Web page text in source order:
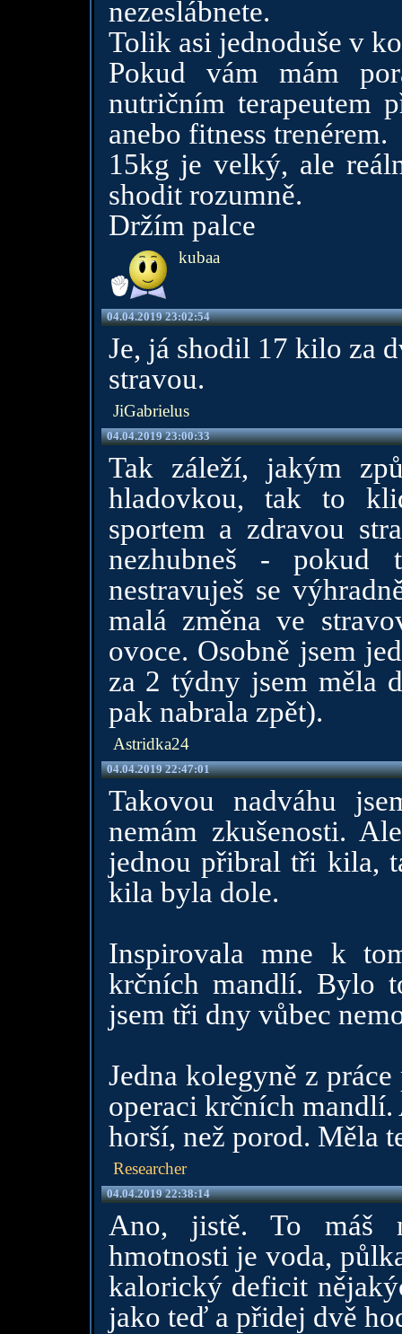
nezeslábnete.
Tolik asi jednoduše v
Pokud vám mám
nutričním terapeutem
anebo fitness trenérem.
15kg je velký, ale
shodit rozumně.
Držím palce
kubaa
04.04.2019 23:02:54
Je, já shodil 17 kilo za
stravou.
JiGabrielus
04.04.2019 23:00:33
Tak záleží, jakým
hladovkou, tak to
sportem a zdravou
nezhubneš -
nestravuješ se
malá změna ve
ovoce. Osobně jsem
za 2 týdny jsem měla
pak nabrala zpět).
Astridka24
04.04.2019 22:47:01
Takovou nadváhu
nemám zkušenosti.
jednou přibral tři kila,
kila byla dole.
Inspirovala mne k
krčních mandlí. Bylo
jsem tři dny vůbec
Jedna kolegyně z
operaci krčních
horší, než porod. Měla
Researcher
04.04.2019 22:38:14
Ano, jistě. To máš
hmotnosti je voda,
kalorický deficit
jako teď a přidej dvě